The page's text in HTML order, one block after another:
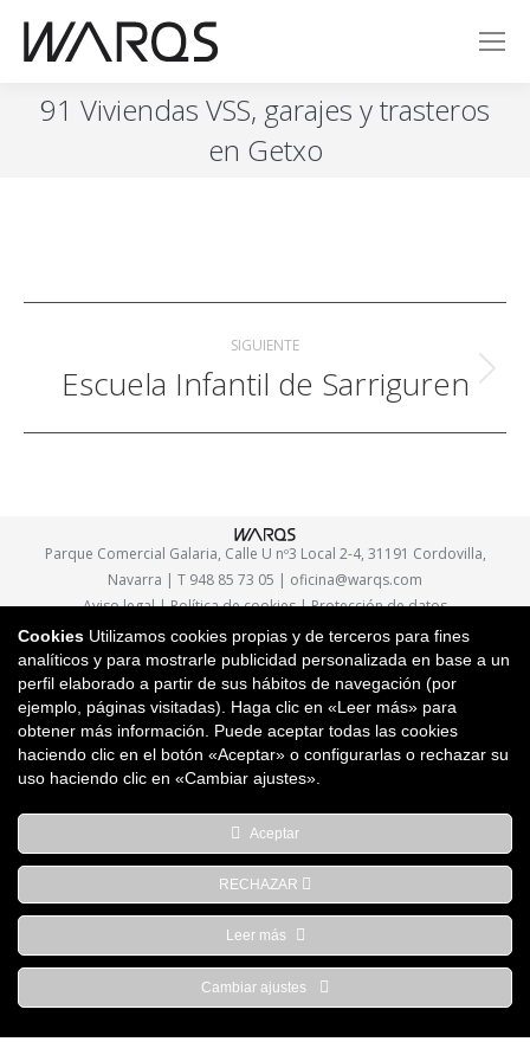
91 Viviendas VSS, garajes y trasteros
en Getxo
Navegación
entre
publicaciones
SIGUIENTE
Publicación
siguiente:
Escuela Infantil de Sarriguren
Parque Comercial Galaria, Calle U nº3 Local 2-4, 31191 Cordovilla,
Navarra | T 948 85 73 05 | oficina@warqs.com
Aviso legal|Política de cookies|Protección de datos
Cookies Utilizamos cookies propias y de terceros para fines
analíticos y para mostrarle publicidad personalizada en base a un
perfil elaborado a partir de sus hábitos de navegación (por
ejemplo, páginas visitadas). Haga clic en «Leer más» para
obtener más información. Puede aceptar todas las cookies
haciendo clic en el botón «Aceptar» o configurarlas o rechazar su
uso haciendo clic en «Cambiar ajustes».
Aceptar
RECHAZAR
Leer más
Cambiar ajustes